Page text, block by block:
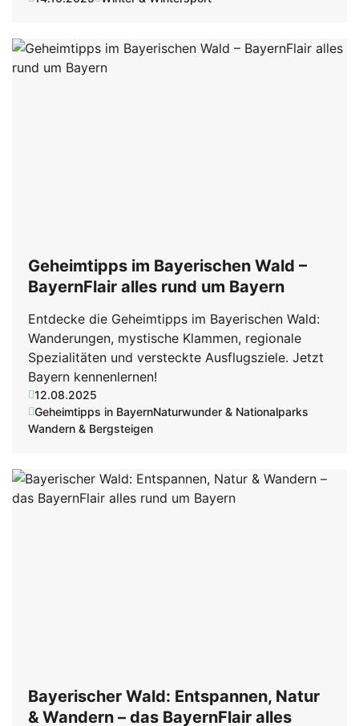
Geheimtipps im Bayerischen Wald –
BayernFlair alles rund um Bayern
Entdecke die Geheimtipps im Bayerischen Wald:
Wanderungen, mystische Klammen, regionale
Spezialitäten und versteckte Ausflugsziele. Jetzt
Bayern kennenlernen!
12.08.2025
Geheimtipps in BayernNaturwunder & Nationalparks
Wandern & Bergsteigen
Bayerischer Wald: Entspannen, Natur
& Wandern – das BayernFlair alles